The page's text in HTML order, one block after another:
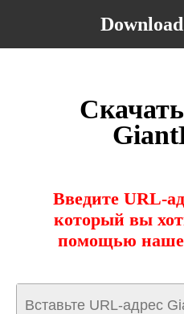
Download
Введите URL-
который вы
помощью